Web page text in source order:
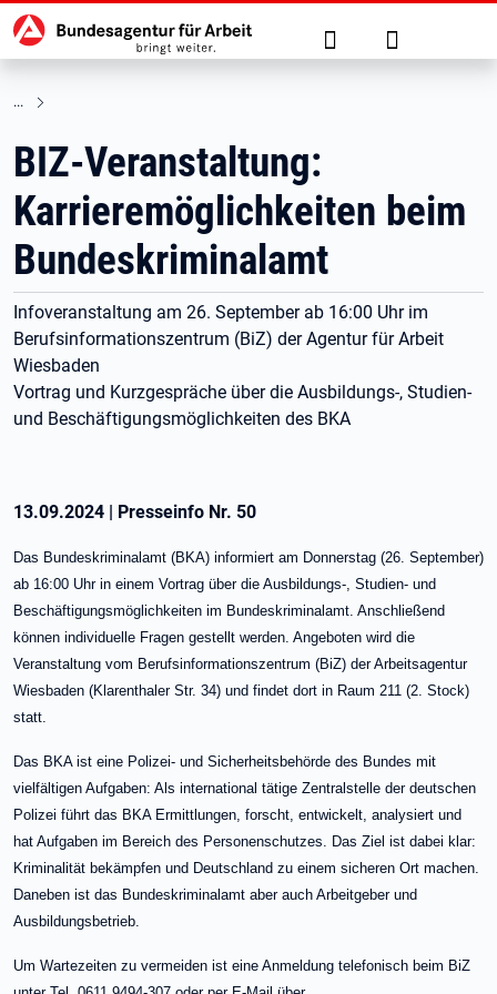
zu den Hauptinhalten springen
Hauptnavigation Suche Anmelden
BIZ-Veranstaltung:
Karrieremöglichkeiten beim
Bundeskriminalamt
Infoveranstaltung am 26. September ab 16:00 Uhr im
Berufsinformationszentrum (BiZ) der Agentur für Arbeit
Wiesbaden
Vortrag und Kurzgespräche über die Ausbildungs-, Studien-
und Beschäftigungsmöglichkeiten des BKA
13.09.2024 | Presseinfo Nr. 50
Das Bundeskriminalamt (BKA) informiert am Donnerstag (26. September)
ab 16:00 Uhr in einem Vortrag über die Ausbildungs-, Studien- und
Beschäftigungsmöglichkeiten im Bundeskriminalamt. Anschließend
können individuelle Fragen gestellt werden. Angeboten wird die
Veranstaltung vom Berufsinformationszentrum (BiZ) der Arbeitsagentur
Wiesbaden (Klarenthaler Str. 34) und findet dort in Raum 211 (2. Stock)
statt.
Das BKA ist eine Polizei- und Sicherheitsbehörde des Bundes mit
vielfältigen Aufgaben: Als international tätige Zentralstelle der deutschen
Polizei führt das BKA Ermittlungen, forscht, entwickelt, analysiert und
hat Aufgaben im Bereich des Personenschutzes. Das Ziel ist dabei klar:
Kriminalität bekämpfen und Deutschland zu einem sicheren Ort machen.
Daneben ist das Bundeskriminalamt aber auch Arbeitgeber und
Ausbildungsbetrieb.
Um Wartezeiten zu vermeiden ist eine Anmeldung telefonisch beim BiZ